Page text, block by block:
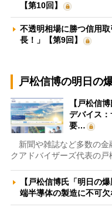
【第10回】
不透明相場に勝つ信用
長！」【第9回】
戸松信博の明日の
【戸松信
デバイス
要…
新聞や雑誌など多数の金
クアドバイザーズ代表の
【戸松信博氏「明日の
端半導体の製造に不可